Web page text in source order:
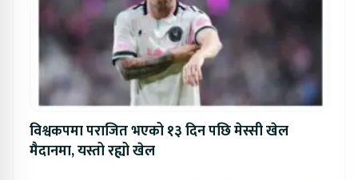
विश्वकपमा पराजित भएको १३ दिन पछि मेस्सी खेल
मैदानमा, यस्तो रह्यो खेल